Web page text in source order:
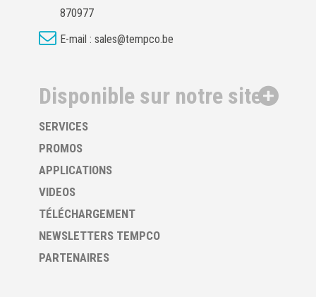
870977
E-mail : sales@tempco.be
Disponible sur notre site
SERVICES
PROMOS
APPLICATIONS
VIDEOS
TÉLÉCHARGEMENT
NEWSLETTERS TEMPCO
PARTENAIRES